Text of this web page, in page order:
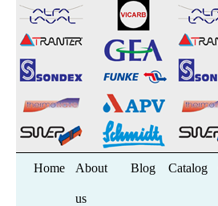
Skip
Home About
us
Blog Catalog